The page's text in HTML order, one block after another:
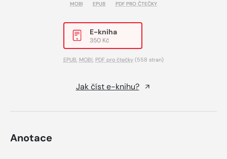
MOBI EPUB PDF PRO ČTEČKY
E-kniha
350 Kč
EPUB MOBI PDF pro čtečky (558 stran)
Jak číst e-knihu?
Anotace